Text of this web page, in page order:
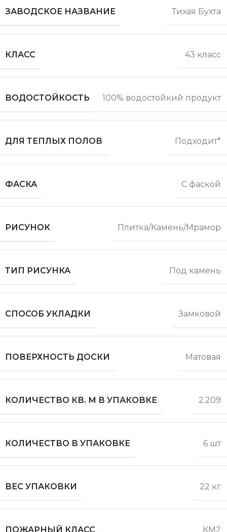
ЗАВОДСКОЕ НАЗВАНИЕ Тихая Бухта
КЛАСС 43 класс
ВОДОСТОЙКОСТЬ 100% водостойкий продукт
ДЛЯ ТЕПЛЫХ ПОЛОВ Подходит*
ФАСКА С фаской
РИСУНОК Плитка/Камень/Мрамор
ТИП РИСУНКА Под камень
СПОСОБ УКЛАДКИ Замковой
ПОВЕРХНОСТЬ ДОСКИ Матовая
КОЛИЧЕСТВО КВ. М В УПАКОВКЕ 2.209
КОЛИЧЕСТВО В УПАКОВКЕ 6 шт
ВЕС УПАКОВКИ 22 кг
ПОЖАРНЫЙ КЛАСС КМ2